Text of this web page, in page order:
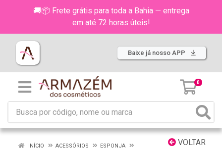
🚚📦 Frete grátis para toda a Bahia — entrega
em até 72 horas úteis!
Baixe já nosso APP
0
VOLTAR
INÍCIO ACESSÓRIOS
ESPONJA